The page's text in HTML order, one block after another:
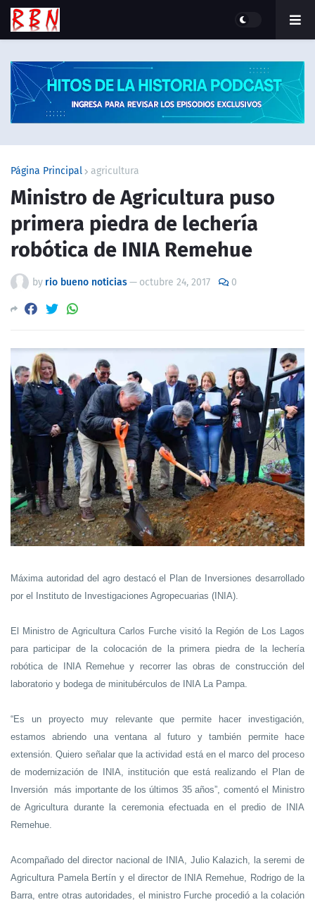
Página Principal agricultura
Ministro de Agricultura puso
primera piedra de lechería
robótica de INIA Remehue
by rio bueno noticias— octubre 24, 2017 0
Máxima autoridad del agro destacó el Plan de Inversiones desarrollado
por el Instituto de Investigaciones Agropecuarias (INIA).
El Ministro de Agricultura Carlos Furche visitó la Región de Los Lagos
para participar de la colocación de la primera piedra de la lechería
robótica de INIA Remehue y recorrer las obras de construcción del
laboratorio y bodega de minitubérculos de INIA La Pampa.
“Es un proyecto muy relevante que permite hacer investigación,
estamos abriendo una ventana al futuro y también permite hace
extensión. Quiero señalar que la actividad está en el marco del proceso
de modernización de INIA, institución que está realizando el Plan de
Inversión más importante de los últimos 35 años”, comentó el Ministro
de Agricultura durante la ceremonia efectuada en el predio de INIA
Remehue.
Acompañado del director nacional de INIA, Julio Kalazich, la seremi de
Agricultura Pamela Bertín y el director de INIA Remehue, Rodrigo de la
Barra, entre otras autoridades, el ministro Furche procedió a la colación